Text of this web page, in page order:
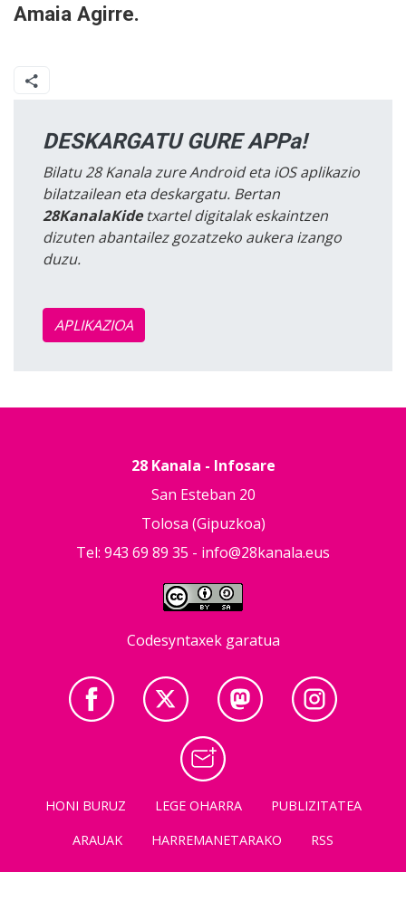
Amaia Agirre.
DESKARGATU GURE APPa!
Bilatu 28 Kanala zure Android eta iOS aplikazio
bilatzailean eta deskargatu. Bertan
28KanalaKidetxartel digitalak eskaintzen
dizuten abantailez gozatzeko aukera izango
duzu.
APLIKAZIOA
28 Kanala - Infosare
San Esteban 20
Tolosa (Gipuzkoa)
Tel: 943 69 89 35 - info@28kanala.eus
Codesyntaxek garatua
HONI BURUZ LEGE OHARRA
PUBLIZITATEA
ARAUAK
HARREMANETARAKO RSS